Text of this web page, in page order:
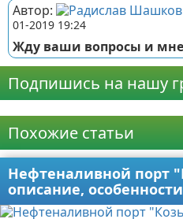
Автор:
01-2019 19:24
Жду ваши вопросы и
Подпишись на нашу
Похожие статьи
Нефтеналивной порт
описание, особенности